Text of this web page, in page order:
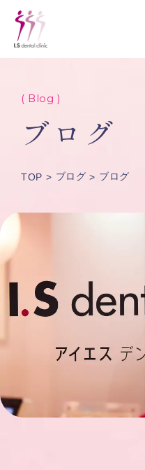
( Blog )
ブログ
TOP ブログ ブログ